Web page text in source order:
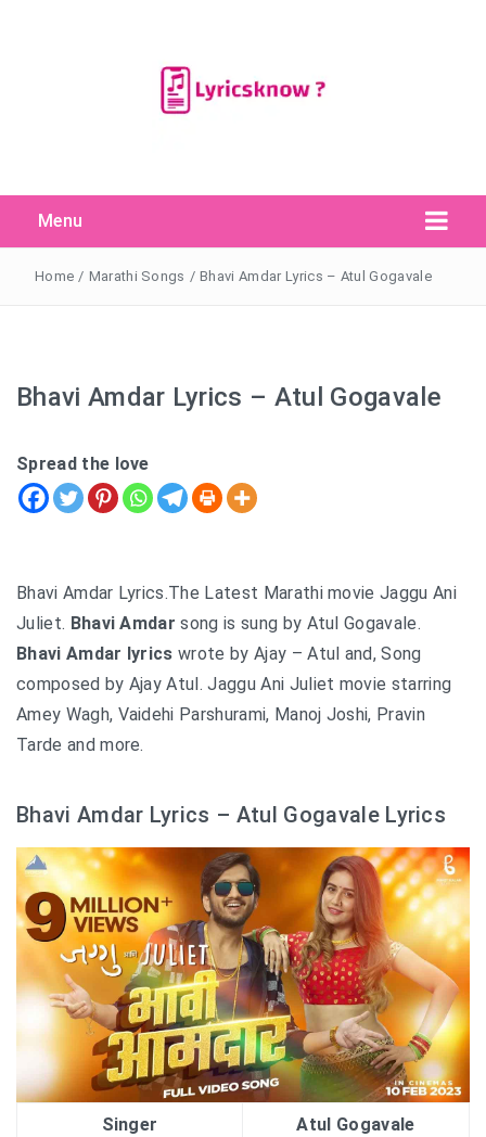
Menu
Search
for:
Search Button
Home / Marathi Songs / Bhavi Amdar Lyrics – Atul Gogavale
Bhavi Amdar Lyrics – Atul Gogavale
Spread the love
Bhavi Amdar Lyrics.The Latest Marathi movie Jaggu Ani
Juliet. Bhavi Amdar song is sung by Atul Gogavale.
Bhavi Amdar lyrics wrote by Ajay – Atul and, Song
composed by Ajay Atul. Jaggu Ani Juliet movie starring
Amey Wagh, Vaidehi Parshurami, Manoj Joshi, Pravin
Tarde and more.
Bhavi Amdar Lyrics – Atul Gogavale Lyrics
Singer Atul Gogavale